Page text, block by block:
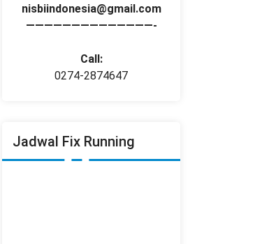
nisbiindonesia@gmail.com
——————————————-
Call:
0274-2874647
Jadwal Fix Running